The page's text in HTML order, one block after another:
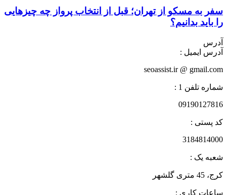
سفر به مسکو از تهران؛ قبل از انتخاب پرواز چه چیزهایی
را باید بدانیم؟
آدرس
آدرس ایمیل :
seoassist.ir @ gmail.com
شماره تلفن 1 :
09190127816
کد پستی :
3184814000
شعبه یک :
کرج، 45 متری گلشهر
ساعات کاری :